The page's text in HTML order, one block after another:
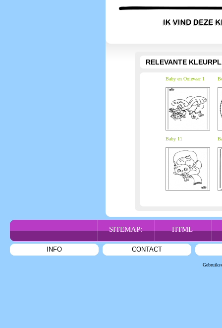
RELEVANTE
Baby en Ooievaar 1
Baby 11
SITEMAP: HTML
INFO CONTACT